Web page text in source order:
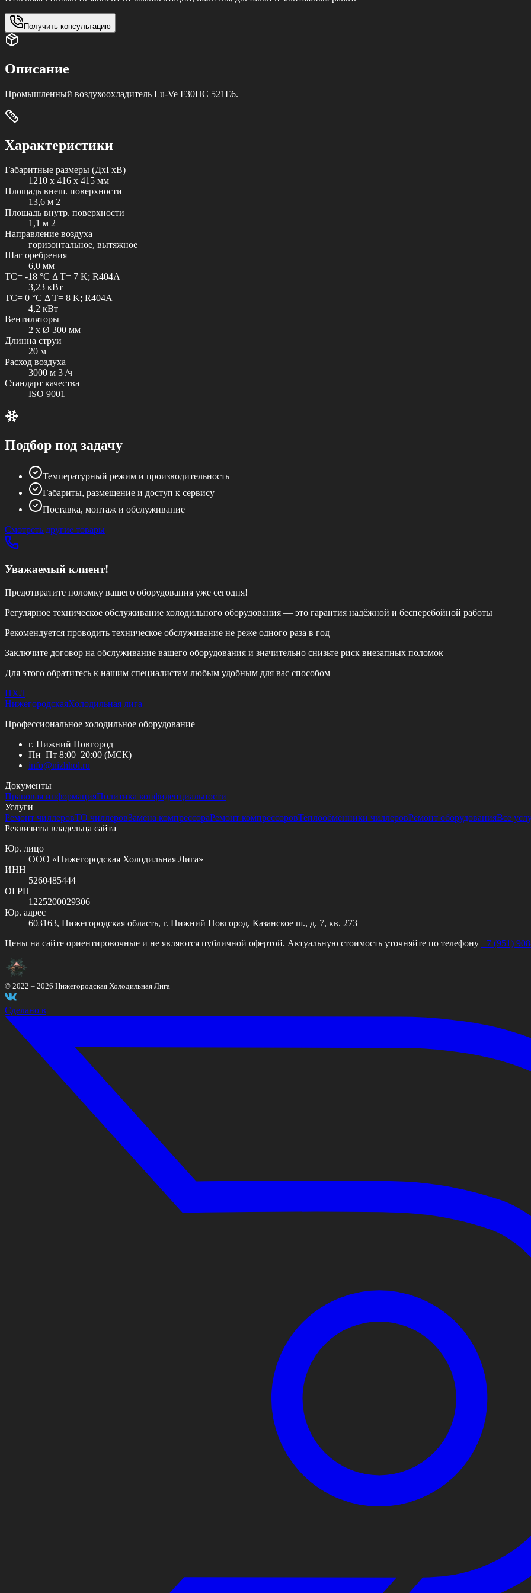
Получить консультацию
Описание
Промышленный воздухоохладитель Lu-Ve F30HC 521E6.
Характеристики
Габаритные размеры (ДxГxВ)
1210 x 416 x 415 мм
Площадь внеш. поверхности
13,6 м 2
Площадь внутр. поверхности
1,1 м 2
Направление воздуха
горизонтальное, вытяжное
Шаг оребрения
6,0 мм
TC= -18 °C Δ T= 7 K; R404A
3,23 кВт
TC= 0 °C Δ T= 8 K; R404A
4,2 кВт
Вентиляторы
2 x Ø 300 мм
Длинна струи
20 м
Расход воздуха
3000 м 3 /ч
Стандарт качества
ISO 9001
Подбор под задачу
Температурный режим и производительность
Габариты, размещение и доступ к сервису
Поставка, монтаж и обслуживание
Смотреть другие товары
Уважаемый клиент!
Предотвратите поломку вашего оборудования уже сегодня!
Регулярное техническое обслуживание холодильного оборудования — это гарантия надёжной и бесперебойной работы
Рекомендуется проводить техническое обслуживание не реже одного раза в год
Заключите договор на обслуживание вашего оборудования и значительно снизьте риск внезапных поломок
Для этого обратитесь к нашим специалистам любым удобным для вас способом
НХЛ
НижегородскаяХолодильная лига
Профессиональное холодильное оборудование
г. Нижний Новгород
Пн–Пт 8:00–20:00 (МСК)
info@nizhhol.ru
Документы
Правовая информацияПолитика конфиденциальности
Услуги
Ремонт чиллеровТО чиллеровЗамена компрессораРемонт компрессоровТеплообменники чиллеровРемонт оборудованияВсе
Реквизиты владельца сайта
Юр. лицо
ООО «Нижегородская Холодильная Лига»
ИНН
5260485444
ОГРН
1225200029306
Юр. адрес
603163, Нижегородская область, г. Нижний Новгород, Казанское ш., д. 7, кв. 273
Цены на сайте ориентировочные и не являются публичной офертой. Актуальную стоимость уточняйте по телефону +7 (951)
© 2022 – 2026 Нижегородская Холодильная Лига
Сделано в